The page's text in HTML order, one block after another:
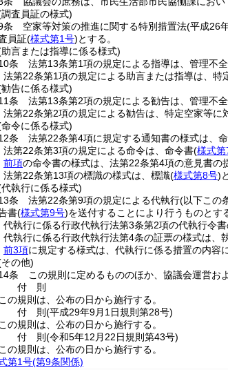
査員証の様式)
条
空家等対策の推進に関する特別措置法(平成26
員証(様式第1号)とする。
言または指導に係る様式)
条
法第13条第1項の規定による指導は、管理不
法第22条第1項の規定による助言または指導は、特
告に係る様式)
条
法第13条第2項の規定による勧告は、管理不
法第22条第2項の規定による勧告は、特定空家等に
令に係る様式)
条
法第22条第4項に規定する通知書の様式は、
法第22条第3項の規定による命令は、命令書(様式第
前項の命令書の様式は、法第22条第4項の意見書の
法第22条第13項の標識の様式は、標識(様式第8号)
執行に係る様式)
条
法第22条第9項の規定による代執行(以下この
書(様式第9号)を送付することにより行うものとす
代執行に係る行政代執行法第3条第2項の代執行令
代執行に係る行政代執行法第4条の証票の様式は、
前3項に規定する様式は、代執行に係る措置の内容
の他)
条
この規則に定めるもののほか、協議会運営お
付 則
この規則は、公布の日から施行する。
付 則(平成29年9月1日規則第28号)
この規則は、公布の日から施行する。
付 則(令和5年12月22日規則第43号)
この規則は、公布の日から施行する。
第1号(第9条関係)